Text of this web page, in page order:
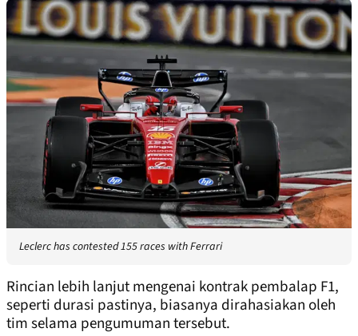
Leclerc has contested 155 races with Ferrari
Rincian lebih lanjut mengenai kontrak pembalap F1,
seperti durasi pastinya, biasanya dirahasiakan oleh
tim selama pengumuman tersebut.